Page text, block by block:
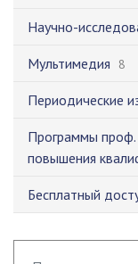
Научно-
Мультимедия 8
Периодические
Программы проф.
повышения
Бесплатный